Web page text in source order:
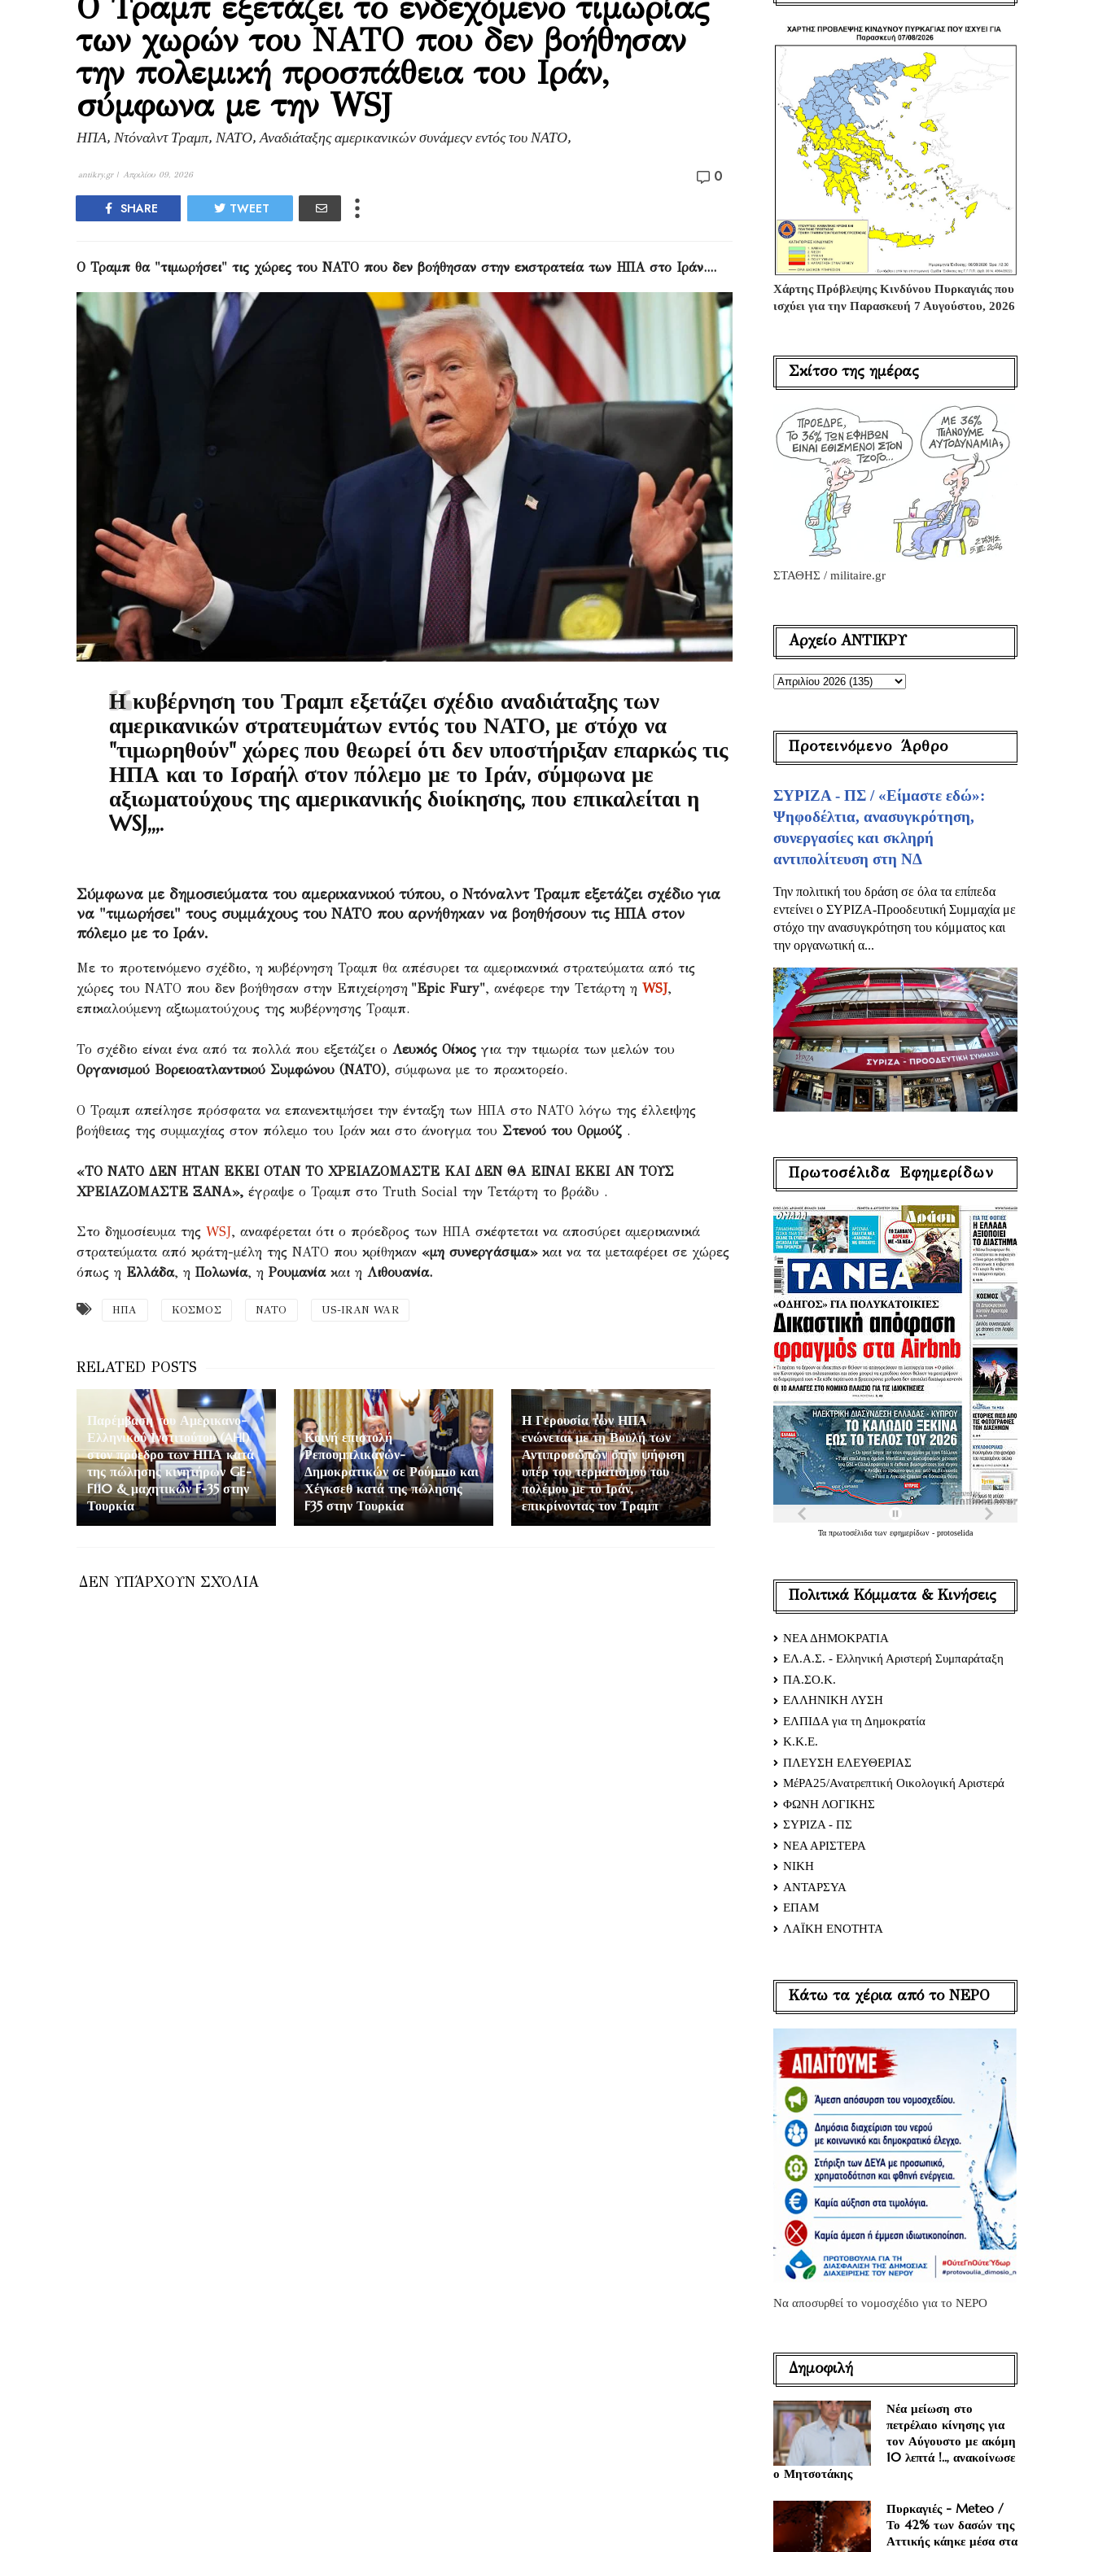
των χωρών του ΝΑΤΟ που δεν βοήθησαν
την πολεμική προσπάθεια του Ιράν,
σύμφωνα με την WSJ
ΗΠΑ, Ντόναλντ Τραμπ, ΝΑΤΟ, Αναδιάταξης αμερικανικών συνάμεςν εντός του ΝΑΤΟ,
antikry.gr | Απριλίου 09, 2026 0
SHARE TWEET
Ο Τραμπ θα "τιμωρήσει" τις χώρες του ΝΑΤΟ που δεν βοήθησαν στην εκστρατεία των ΗΠΑ στο Ιράν....
Η κυβέρνηση του Τραμπ εξετάζει σχέδιο αναδιάταξης των
αμερικανικών στρατευμάτων εντός του ΝΑΤΟ, με στόχο να
"τιμωρηθούν" χώρες που θεωρεί ότι δεν υποστήριξαν επαρκώς τις
ΗΠΑ και το Ισραήλ στον πόλεμο με το Ιράν, σύμφωνα με
αξιωματούχους της αμερικανικής διοίκησης, που επικαλείται η
WSJ,,,.
Σύμφωνα με δημοσιεύματα του αμερικανικού τύπου, ο Ντόναλντ Τραμπ εξετάζει σχέδιο για
να "τιμωρήσει" τους συμμάχους του ΝΑΤΟ που αρνήθηκαν να βοηθήσουν τις ΗΠΑ στον
πόλεμο με το Ιράν.
Με το προτεινόμενο σχέδιο, η κυβέρνηση Τραμπ θα απέσυρει τα αμερικανικά στρατεύματα από τις
χώρες του ΝΑΤΟ που δεν βοήθησαν στην Επιχείρηση "Epic Fury", ανέφερε την Τετάρτη η WSJ,
επικαλούμενη αξιωματούχους της κυβέρνησης Τραμπ.
Το σχέδιο είναι ένα από τα πολλά που εξετάζει ο Λευκός Οίκος για την τιμωρία των μελών του
Οργανισμού Βορειοατλαντικού Συμφώνου (ΝΑΤΟ), σύμφωνα με το πρακτορείο.
Ο Τραμπ απείλησε πρόσφατα να επανεκτιμήσει την ένταξη των ΗΠΑ στο ΝΑΤΟ λόγω της έλλειψης
βοήθειας της συμμαχίας στον πόλεμο του Ιράν και στο άνοιγμα του Στενού του Ορμούζ .
«ΤΟ ΝΑΤΟ ΔΕΝ ΗΤΑΝ ΕΚΕΙ ΟΤΑΝ ΤΟ ΧΡΕΙΑΖΟΜΑΣΤΕ ΚΑΙ ΔΕΝ ΘΑ ΕΙΝΑΙ ΕΚΕΙ ΑΝ ΤΟΥΣ
ΧΡΕΙΑΖΟΜΑΣΤΕ ΞΑΝΑ», έγραψε ο Τραμπ στο Truth Social την Τετάρτη το βράδυ .
Στο δημοσίευμα της WSJ, αναφέρεται ότι ο πρόεδρος των ΗΠΑ σκέφτεται να αποσύρει αμερικανικά
στρατεύματα από κράτη-μέλη της ΝΑΤΟ που κρίθηκαν «μη συνεργάσιμα»και να τα μεταφέρει σε χώρες
όπως η Ελλάδα, η Πολωνία, η Ρουμανίακαι η Λιθουανία.
ΗΠΑ ΚΟΣΜΟΣ ΝΑΤΟ US-IRAN WAR
Παρέμβαση του Αμερικανο-
Ελληνικού Ινστιτούτου (AHI)
στον πρόεδρο των ΗΠΑ κατά
της πώλησης κινητήρων GE-
F110 & μαχητικών F-35 στην
Τουρκία
Κοινή επιστολή
Ρεπουμπλικανών-
Δημοκρατικών σε Ρούμπιο και
Χέγκσεθ κατά της πώλησης
F35 στην Τουρκία
Η Γερουσία των ΗΠΑ
ενώνεται με τη Βουλή των
Αντιπροσώπων στην ψήφιση
υπέρ του τερματισμού του
πολέμου με το Ιράν,
επικρίνοντας τον Τραμπ
ΔΕΝ ΥΠΆΡΧΟΥΝ ΣΧΌΛΙΑ
Χάρτης Πρόβλεψης Κινδύνου Πυρκαγιάς που
ισχύει για την Παρασκευή 7 Αυγούστου, 2026
Σκίτσο της ημέρας
ΣΤΑΘΗΣ / militaire.gr
Αρχείο ΑΝΤΙΚΡΥ
Προτεινόμενο Άρθρο
ΣΥΡΙΖΑ - ΠΣ / «Είμαστε εδώ»:
Ψηφοδέλτια, ανασυγκρότηση,
συνεργασίες και σκληρή
αντιπολίτευση στη ΝΔ
Την πολιτική του δράση σε όλα τα επίπεδα
εντείνει ο ΣΥΡΙΖΑ-Προοδευτική Συμμαχία με
στόχο την ανασυγκρότηση του κόμματος και
την οργανωτική α...
Πρωτοσέλιδα Εφημερίδων
Τα πρωτοσέλιδα των εφημερίδων - protoselida
Πολιτικά Κόμματα & Κινήσεις
ΝΕΑ ΔΗΜΟΚΡΑΤΙΑ
ΕΛ.Α.Σ. - Ελληνική Αριστερή Συμπαράταξη
ΠΑ.ΣΟ.Κ.
ΕΛΛΗΝΙΚΗ ΛΥΣΗ
ΕΛΠΙΔΑ για τη Δημοκρατία
Κ.Κ.Ε.
ΠΛΕΥΣΗ ΕΛΕΥΘΕΡΙΑΣ
ΜέΡΑ25/Ανατρεπτική Οικολογική Αριστερά
ΦΩΝΗ ΛΟΓΙΚΗΣ
ΣΥΡΙΖΑ - ΠΣ
ΝΕΑ ΑΡΙΣΤΕΡΑ
ΝΙΚΗ
ΑΝΤΑΡΣΥΑ
ΕΠΑΜ
ΛΑΪΚΗ ΕΝΟΤΗΤΑ
Κάτω τα χέρια από το ΝΕΡΟ
Να αποσυρθεί το νομοσχέδιο για το ΝΕΡΟ
Δημοφιλή
Νέα μείωση στο
πετρέλαιο κίνησης για
τον Αύγουστο με ακόμη
10 λεπτά !.., ανακοίνωσε
ο Μητσοτάκης
Πυρκαγιές - Meteo /
Το 42% των δασών της
Αττικής κάηκε μέσα στα